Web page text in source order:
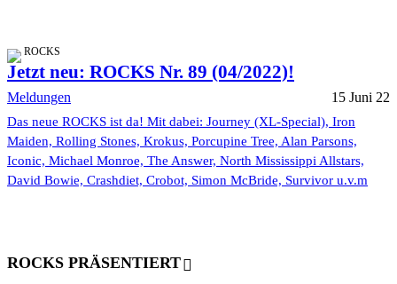
ROCKS
Jetzt neu: ROCKS Nr. 89 (04/2022)!
Meldungen 15 Juni 22
Das neue ROCKS ist da! Mit dabei: Journey (XL-Special), Iron
Maiden, Rolling Stones, Krokus, Porcupine Tree, Alan Parsons,
Iconic, Michael Monroe, The Answer, North Mississippi Allstars,
David Bowie, Crashdiet, Crobot, Simon McBride, Survivor u.v.m
ROCKS PRÄSENTIERT